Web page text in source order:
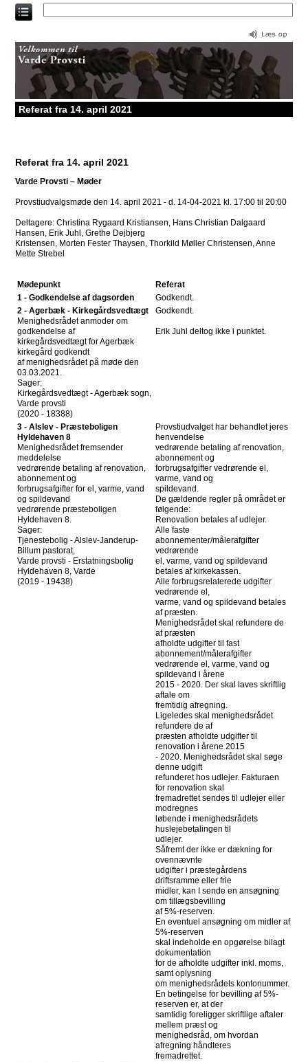
Direkte
til
Referat fra 14. april 2021
Referat fra 14. april 2021
Varde Provsti – Møder
Provstiudvalgsmøde den 14. april 2021 - d. 14-04-2021 kl. 17:00 til 20:00
Deltagere: Christina Rygaard Kristiansen, Hans Christian Dalgaard
Hansen, Erik Juhl, Grethe Dejbjerg
Kristensen, Morten Fester Thaysen, Thorkild Møller Christensen, Anne
Mette Strebel
Mødepunkt
Referat
1 - Godkendelse af dagsorden
Godkendt.
2 - Agerbæk - Kirkegårdsvedtægt
Menighedsrådet anmoder om
godkendelse af
kirkegårdsvedtægt for Agerbæk
kirkegård godkendt
af menighedsrådet på møde den
03.03.2021.
Sager:
Kirkegårdsvedtægt - Agerbæk sogn,
Varde provsti
(2020 - 18388)
Godkendt.
Erik Juhl deltog ikke i punktet.
3 - Alslev - Præsteboligen
Hyldehaven 8
Menighedsrådet fremsender
meddelelse
vedrørende betaling af renovation,
abonnement og
forbrugsafgifter for el, varme, vand
og spildevand
vedrørende præsteboligen
Hyldehaven 8.
Sager:
Tjenestebolig - Alslev-Janderup-
Billum pastorat,
Varde provsti - Erstatningsbolig
Hyldehaven 8, Varde
(2019 - 19438)
Provstiudvalget har behandlet jeres
henvendelse
vedrørende betaling af renovation,
abonnement og
forbrugsafgifter vedrørende el,
varme, vand og
spildevand.
De gældende regler på området er
følgende:
Renovation betales af udlejer.
Alle faste
abonnementer/målerafgifter
vedrørende
el, varme, vand og spildevand
betales af kirkekassen.
Alle forbrugsrelaterede udgifter
vedrørende el,
varme, vand og spildevand betales
af præsten.
Menighedsrådet skal refundere de
af præsten
afholdte udgifter til fast
abonnement/målerafgifter
vedrørende el, varme, vand og
spildevand i årene
2015 - 2020. Der skal laves skriftlig
aftale om
fremtidig afregning.
Ligeledes skal menighedsrådet
refundere de af
præsten afholdte udgifter til
renovation i årene 2015
- 2020. Menighedsrådet skal søge
denne udgift
refunderet hos udlejer. Fakturaen
for renovation skal
fremadrettet sendes til udlejer eller
modregnes
løbende i menighedsrådets
huslejebetalingen til
udlejer.
Såfremt der ikke er dækning for
ovennævnte
udgifter i præstegårdens
driftsramme eller frie
midler, kan I sende en ansøgning
om tillægsbevilling
af 5%-reserven.
En eventuel ansøgning om midler af
5%-reserven
skal indeholde en opgørelse bilagt
dokumentation
for de afholdte udgifter inkl. moms,
samt oplysning
om menighedsrådets kontonummer.
En betingelse for bevilling af 5%-
reserven er, at der
samtidig foreligger skriftlige aftaler
mellem præst og
menighedsråd, om hvordan
afregning håndteres
fremadrettet.